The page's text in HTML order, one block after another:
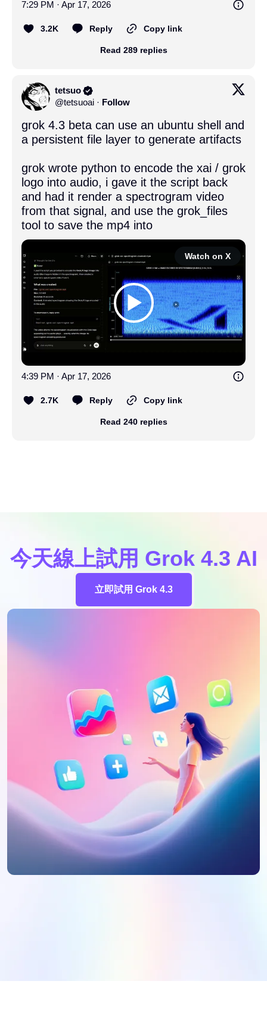
7:29 PM · Apr 17, 2026
3.2K Reply Copy link
Read 289 replies
tetsuo
@tetsuoai · Follow
grok 4.3 beta can use an ubuntu shell and
a persistent file layer to generate artifacts
grok wrote python to encode the xai / grok
logo into audio, i gave it the script back
and had it render a spectrogram video
from that signal, and use the grok_files
tool to save the mp4 into
Watch on X
4:39 PM · Apr 17, 2026
2.7K Reply Copy link
Read 240 replies
今天線上試用 Grok 4.3 AI
立即試用 Grok 4.3